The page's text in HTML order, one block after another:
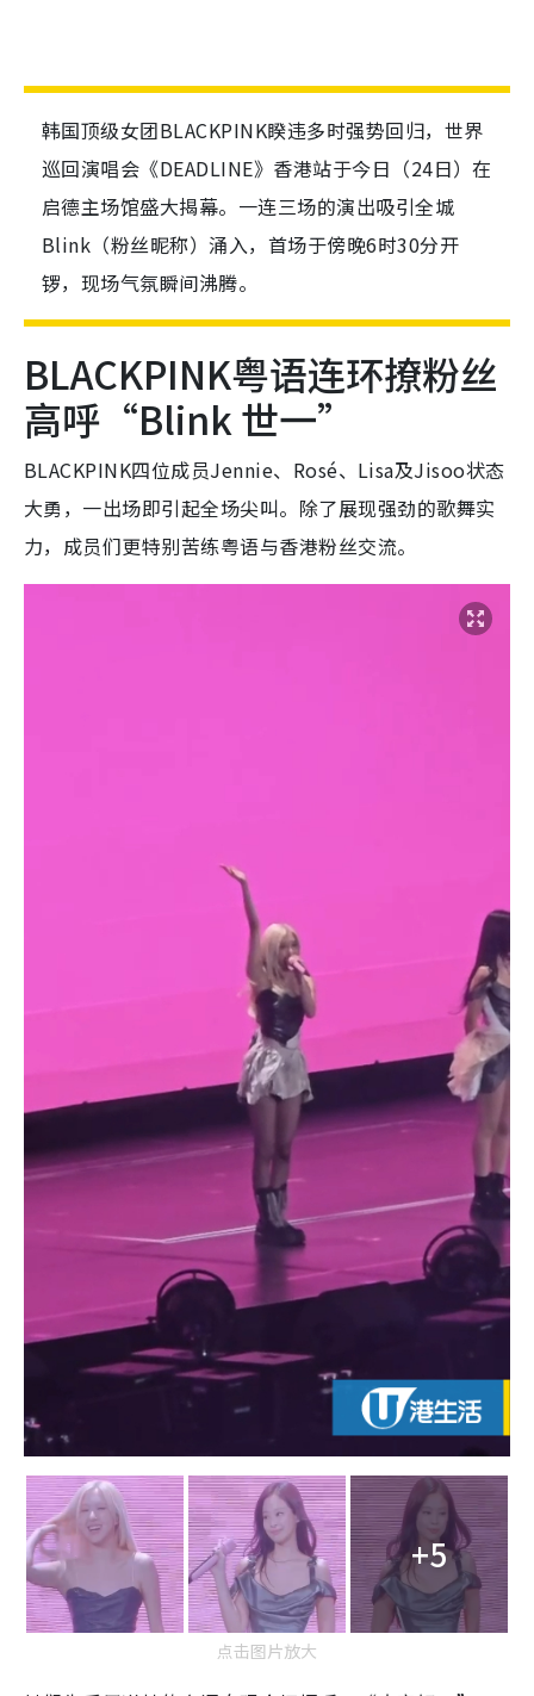
韩国顶级女团BLACKPINK睽违多时强势回归，世界
巡回演唱会《DEADLINE》香港站于今日（24日）在
启德主场馆盛大揭幕。一连三场的演出吸引全城
Blink（粉丝昵称）涌入，首场于傍晚6时30分开
锣，现场气氛瞬间沸腾。
BLACKPINK粤语连环撩粉丝
高呼“Blink 世一”
BLACKPINK四位成员Jennie、Rosé、Lisa及Jisoo状态
大勇，一出场即引起全场尖叫。除了展现强劲的歌舞实
力，成员们更特别苦练粤语与香港粉丝交流。
+5
点击图片放大